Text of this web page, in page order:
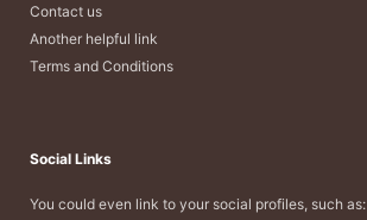
Contact us
Another helpful link
Terms and Conditions
Social Links
You could even link to your social profiles, such as: